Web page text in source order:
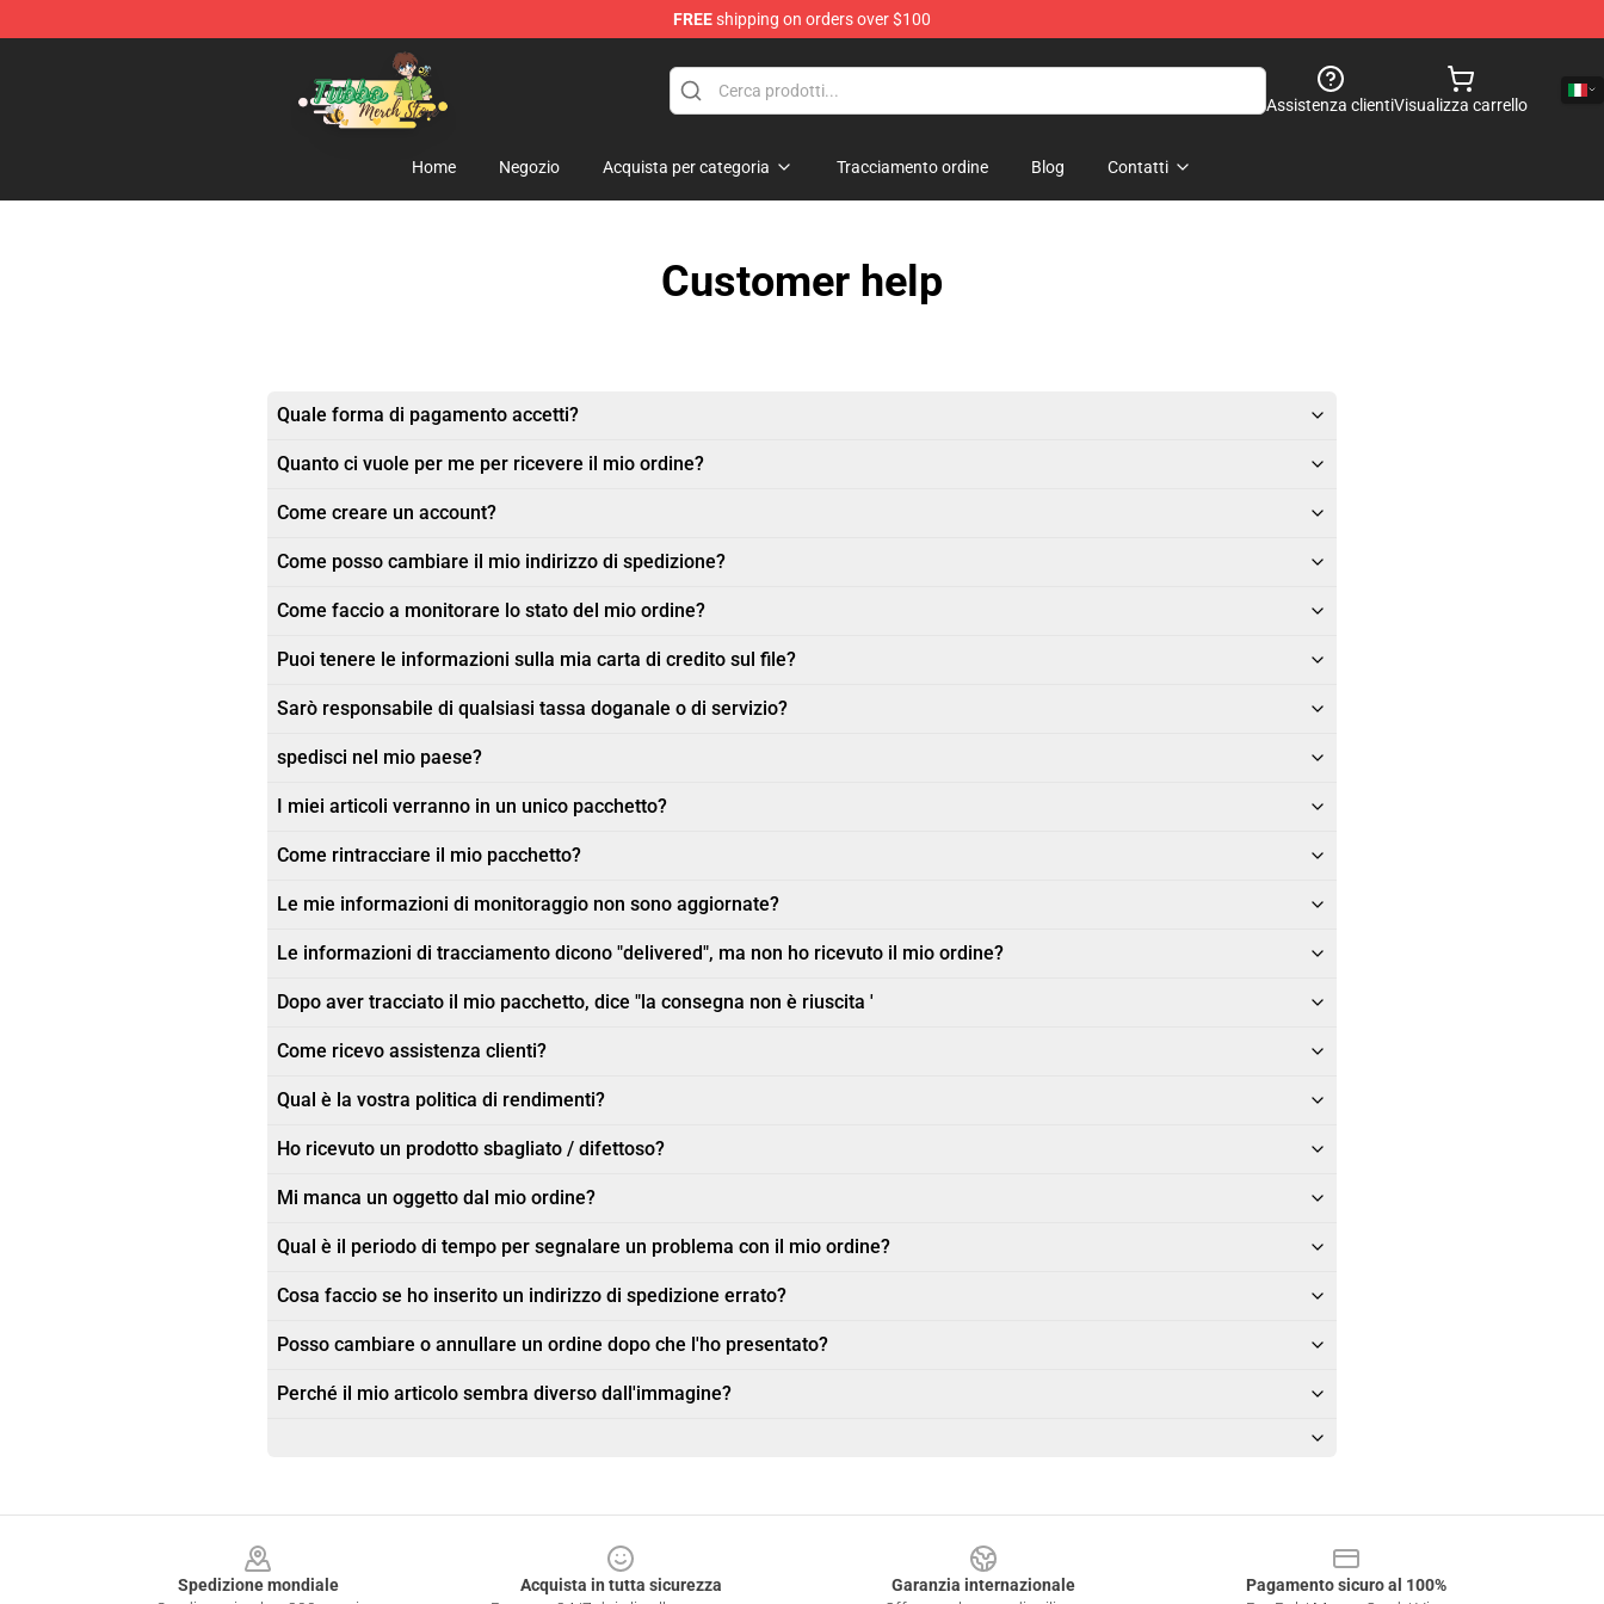
FREEshipping on orders over $100
Tubbo Store - Official Tubbo Merchandise Shop
Assistenza clientiVisualizza carrello
Home Negozio Acquista per categoria Tracciamento ordine Blog Contatti
Customer help
Quale forma di pagamento accetti?
Quanto ci vuole per me per ricevere il mio ordine?
Come creare un account?
Come posso cambiare il mio indirizzo di spedizione?
Come faccio a monitorare lo stato del mio ordine?
Puoi tenere le informazioni sulla mia carta di credito sul file?
Sarò responsabile di qualsiasi tassa doganale o di servizio?
spedisci nel mio paese?
I miei articoli verranno in un unico pacchetto?
Come rintracciare il mio pacchetto?
Le mie informazioni di monitoraggio non sono aggiornate?
Le informazioni di tracciamento dicono "delivered", ma non ho ricevuto il mio ordine?
Dopo aver tracciato il mio pacchetto, dice "la consegna non è riuscita '
Come ricevo assistenza clienti?
Qual è la vostra politica di rendimenti?
Ho ricevuto un prodotto sbagliato / difettoso?
Mi manca un oggetto dal mio ordine?
Qual è il periodo di tempo per segnalare un problema con il mio ordine?
Cosa faccio se ho inserito un indirizzo di spedizione errato?
Posso cambiare o annullare un ordine dopo che l'ho presentato?
Perché il mio articolo sembra diverso dall'immagine?
Spedizione mondiale
Acquista in tutta sicurezza
Garanzia internazionale
Pagamento sicuro al 100%